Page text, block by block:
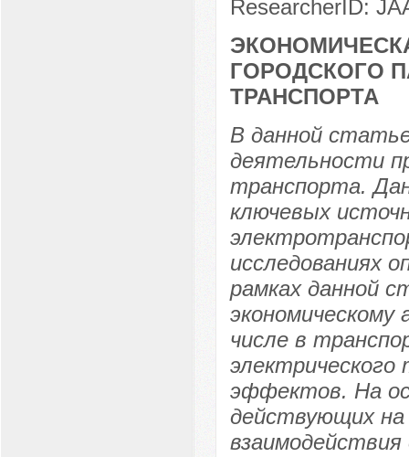
ResearcherID:
ГОРОДСКОГО
ТРАНСПОРТА
В данной
деятельности
транспорта.
ключевых
исследованиях
рамках данной
числе в
электрического
эффектов. На
действующих
взаимодействия